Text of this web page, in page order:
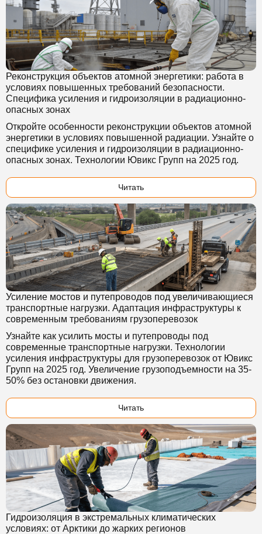
Реконструкция объектов атомной энергетики: работа в
условиях повышенных требований безопасности.
Специфика усиления и гидроизоляции в радиационно-
опасных зонах
Откройте особенности реконструкции объектов атомной
энергетики в условиях повышенной радиации. Узнайте о
специфике усиления и гидроизоляции в радиационно-
опасных зонах. Технологии Ювикс Групп на 2025 год.
Читать
Усиление мостов и путепроводов под увеличивающиеся
транспортные нагрузки. Адаптация инфраструктуры к
современным требованиям грузоперевозок
Узнайте как усилить мосты и путепроводы под
современные транспортные нагрузки. Технологии
усиления инфраструктуры для грузоперевозок от Ювикс
Групп на 2025 год. Увеличение грузоподъемности на 35-
50% без остановки движения.
Читать
Гидроизоляция в экстремальных климатических
условиях: от Арктики до жарких регионов